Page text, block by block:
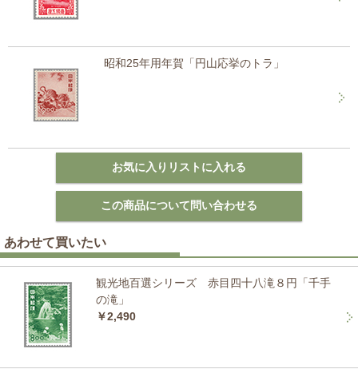
昭和25年用年賀「円山応挙のトラ」
あわせて買いたい
観光地百選シリーズ 赤目四十八滝８円「千手
の滝」
￥2,490